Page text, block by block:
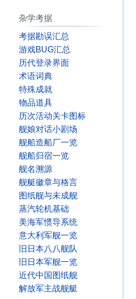
杂学考据
考据勘误汇总
游戏BUG汇总
历代登录界面
术语词典
特殊成就
物品道具
历次活动关卡图标
舰娘对话小剧场
舰船造船厂一览
舰船归宿一览
舰名溯源
舰艇徽章与格言
图纸舰与未成舰
蒸汽轮机基础
美海军惯导系统
意大利军舰一览
旧日本八八舰队
旧日本军舰一览
近代中国图纸舰
解放军主战舰艇